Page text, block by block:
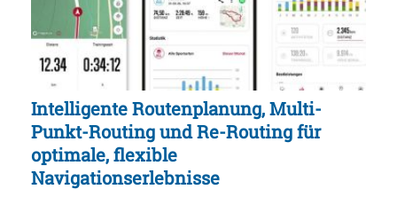
Intelligente Routenplanung, Multi-
Punkt-Routing und Re-Routing für
optimale, flexible
Navigationserlebnisse